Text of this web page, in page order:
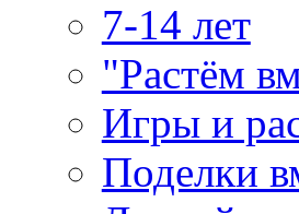
7-14 лет
"Растём
Игры и
Поделки